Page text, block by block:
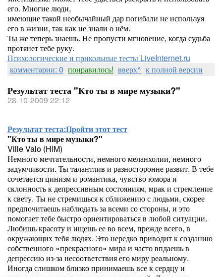
его. Многие люди,
имеющие такой необычайный дар погибали не используя
его в жизни, так как не знали о нём.
Ты же теперь знаешь. Не пропусти мгновение, когда судьба
протянет тебе руку.
Психологические и прикольные тесты LiveInternet.ru
комментарии: 0 понравилось! вверх^ к полной версии
Результат теста "Кто ты в мире музыки?"
28-10-2009 22:12
Результат теста:Пройти этот тест
"Кто ты в мире музыки?"
Ville Valo (HIM)
Немного мечтательности, немного меланхолии, немного
задумчивости. Ты талантлив и разносторонне развит. В тебе
сочетается цинизм и романтика, чувство юмора и
склонность к депрессивным состояниям, мрак и стремление
к свету. Ты не стремишься к сближению с людьми, скорее
предпочитаешь наблюдать за всеми со стороны, и это
помогает тебе быстро ориентироваться в любой ситуации.
Любишь красоту и ищешь ее во всем, прежде всего, в
окружающих тебя людях. Это нередко приводит к созданию
собственного «прекрасного» мира и часто впдаешь в
депрессию из-за несоответствия его миру реальному.
Иногда слишком близко принимаешь все к сердцу и